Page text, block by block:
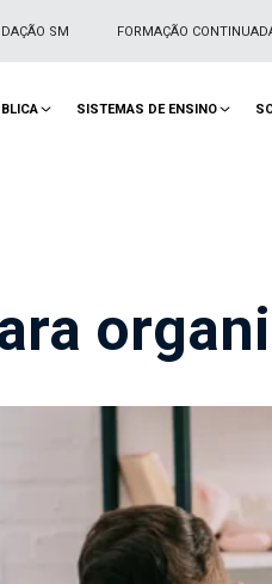
SM FORMAÇÃO
SISTEMAS DE ENSINO